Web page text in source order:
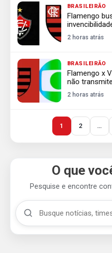
BRASILEIRÃO
Flamengo
2 horas atrás
BRASILEIRÃO
Flamengo x
não
2 horas atrás
1 2 …
O que
Pesquise e encontre
Buscar no Mengão 360